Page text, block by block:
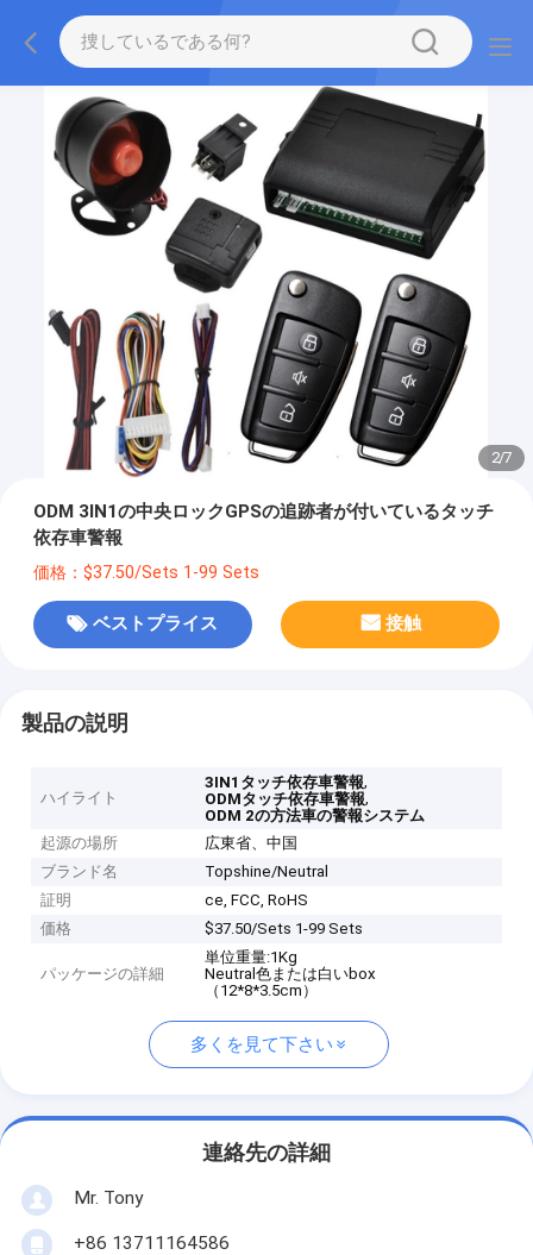
2/7
ODM 3IN1の中央ロックGPSの追跡者が付いているタッチ
依存車警報
価格：$37.50/Sets 1-99 Sets
ベストプライス 接触
製品の説明
ハイライト
3IN1タッチ依存車警報,
ODMタッチ依存車警報,
ODM 2の方法車の警報システム
起源の場所
広東省、中国
ブランド名
Topshine/Neutral
証明
ce, FCC, RoHS
価格
$37.50/Sets 1-99 Sets
パッケージの詳細
単位重量:1Kg
Neutral色または白いbox
（12*8*3.5cm）
多くを見て下さい
連絡先の詳細
Mr. Tony
+86 13711164586